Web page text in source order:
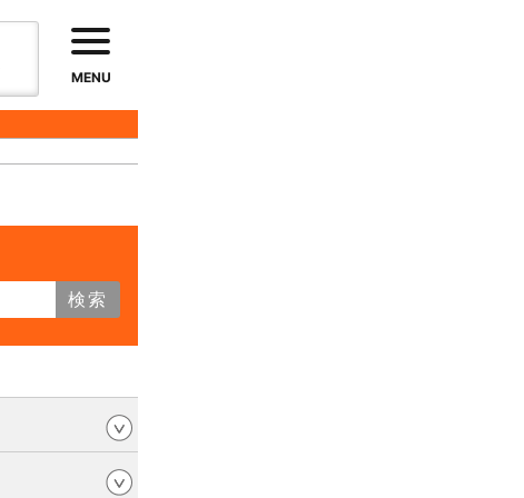
MENU
検索